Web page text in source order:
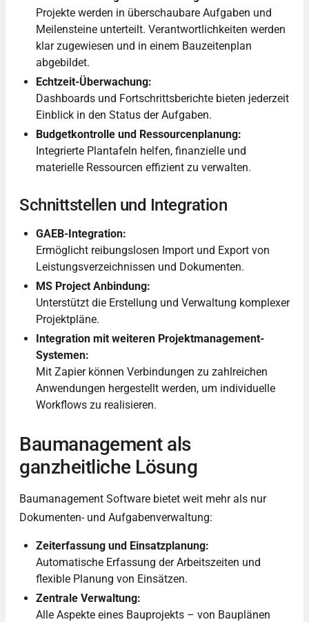
Projekte werden in überschaubare Aufgaben und
Meilensteine unterteilt. Verantwortlichkeiten werden
klar zugewiesen und in einem Bauzeitenplan
abgebildet.
Echtzeit-Überwachung:
Dashboards und Fortschrittsberichte bieten jederzeit
Einblick in den Status der Aufgaben.
Budgetkontrolle und Ressourcenplanung:
Integrierte Plantafeln helfen, finanzielle und
materielle Ressourcen effizient zu verwalten.
Schnittstellen und Integration
GAEB-Integration:
Ermöglicht reibungslosen Import und Export von
Leistungsverzeichnissen und Dokumenten.
MS Project Anbindung:
Unterstützt die Erstellung und Verwaltung komplexer
Projektpläne.
Integration mit weiteren Projektmanagement-
Systemen:
Mit Zapier können Verbindungen zu zahlreichen
Anwendungen hergestellt werden, um individuelle
Workflows zu realisieren.
Baumanagement als
ganzheitliche Lösung
Baumanagement Software bietet weit mehr als nur
Dokumenten- und Aufgabenverwaltung:
Zeiterfassung und Einsatzplanung:
Automatische Erfassung der Arbeitszeiten und
flexible Planung von Einsätzen.
Zentrale Verwaltung:
Alle Aspekte eines Bauprojekts – von Bauplänen